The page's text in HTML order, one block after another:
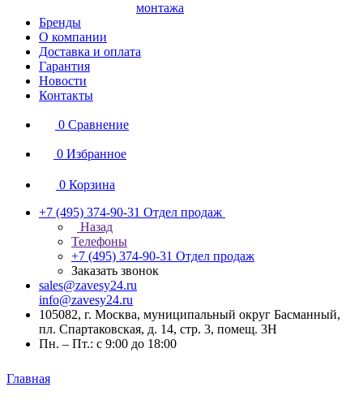
монтажа
Бренды
О компании
Доставка и оплата
Гарантия
Новости
Контакты
0 Сравнение
0 Избранное
0 Корзина
+7 (495) 374-90-31 Отдел продаж
Назад
Телефоны
+7 (495) 374-90-31 Отдел продаж
Заказать звонок
sales@zavesy24.ru
info@zavesy24.ru
105082, г. Москва, муниципальный округ Басманный,
пл. Спартаковская, д. 14, стр. 3, помещ. 3Н
Пн. – Пт.: с 9:00 до 18:00
Главная